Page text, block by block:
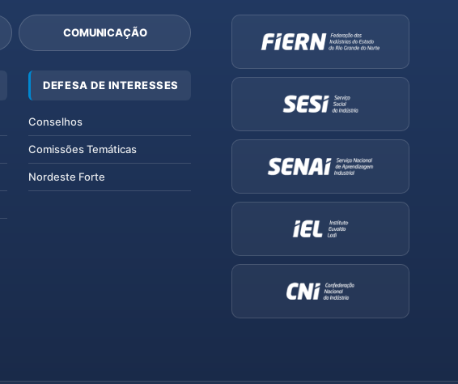
COMUNICAÇÃO
DEFESA DE INTERESSES
Conselhos
Comissões Temáticas
Nordeste Forte